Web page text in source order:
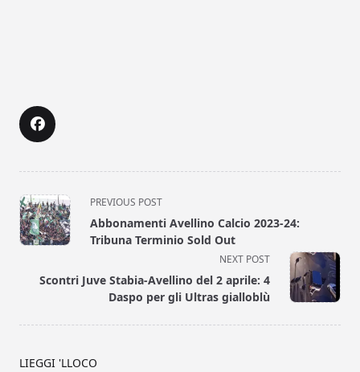
<span
class="nav-
subtitle
reader-
text">Page</span>
PREVIOUS POST
Abbonamenti Avellino Calcio 2023-24:
Tribuna Terminio Sold Out
NEXT POST
Scontri Juve Stabia-Avellino del 2 aprile: 4
Daspo per gli Ultras gialloblù
LIEGGI 'LLOCO